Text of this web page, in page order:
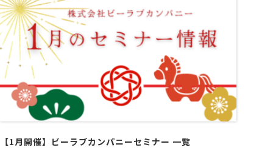
【1月開催】ビーラブカンパニーセミナー 一覧